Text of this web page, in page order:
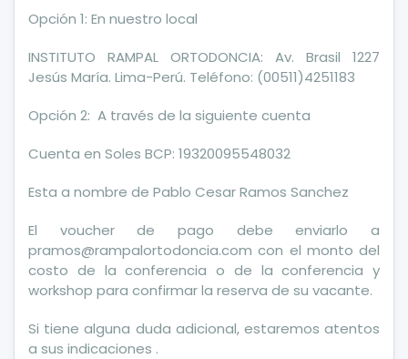
Opción 1: En nuestro local
INSTITUTO RAMPAL ORTODONCIA: Av. Brasil 1227
Jesús María. Lima-Perú. Teléfono: (00511)4251183
Opción 2: A través de la siguiente cuenta
Cuenta en Soles BCP: 19320095548032
Esta a nombre de Pablo Cesar Ramos Sanchez
El voucher de pago debe enviarlo a
pramos@rampalortodoncia.com con el monto del
costo de la conferencia o de la conferencia y
workshop para confirmar la reserva de su vacante.
Si tiene alguna duda adicional, estaremos atentos
a sus indicaciones .